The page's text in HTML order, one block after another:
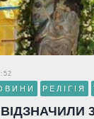
РЕЛІГІЯ